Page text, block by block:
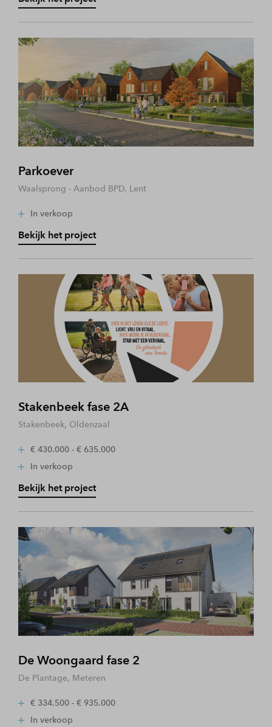
Parkoever
Waalsprong - Aanbod BPD, Lent
In verkoop
Bekijk het project
Stakenbeek fase 2A
Stakenbeek, Oldenzaal
€ 430.000 - € 635.000
In verkoop
Bekijk het project
De Woongaard fase 2
De Plantage, Meteren
€ 334.500 - € 935.000
In verkoop